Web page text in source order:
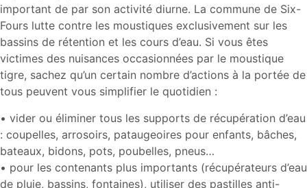
important de par son activité diurne. La commune de Six-
Fours lutte contre les moustiques exclusivement sur les
bassins de rétention et les cours d’eau. Si vous êtes
victimes des nuisances occasionnées par le moustique
tigre, sachez qu’un certain nombre d’actions à la portée de
tous peuvent vous simplifier le quotidien :
• vider ou éliminer tous les supports de récupération d’eau
: coupelles, arrosoirs, pataugeoires pour enfants, bâches,
bateaux, bidons, pots, poubelles, pneus…
• pour les contenants plus importants (récupérateurs d’eau
de pluie, bassins, fontaines), utiliser des pastilles anti-